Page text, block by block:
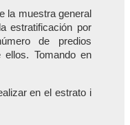
la muestra general
estratificación por
de predios
Tomando en
en el estrato i